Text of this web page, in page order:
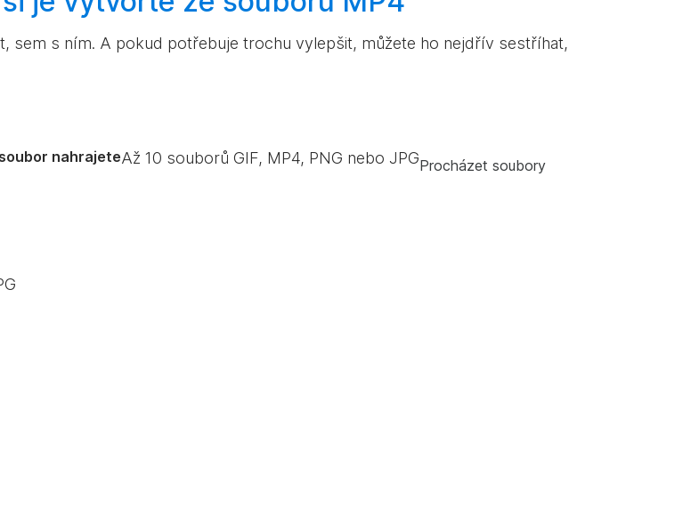
sem s ním. A pokud potřebuje trochu vylepšit, můžete ho nejdřív sestříhat,
nahrajeteAž 10 souborů GIF, MP4, PNG nebo JPGProcházet soubory